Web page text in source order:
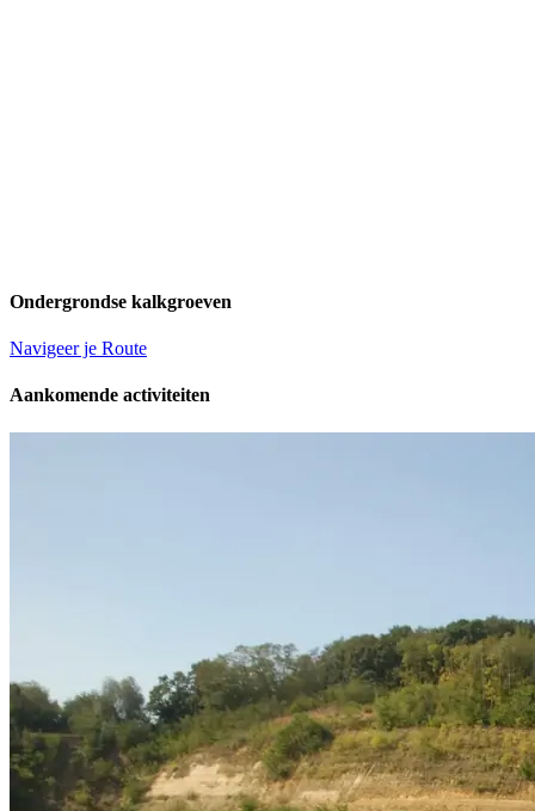
Ondergrondse kalkgroeven
Navigeer je Route
Aankomende activiteiten